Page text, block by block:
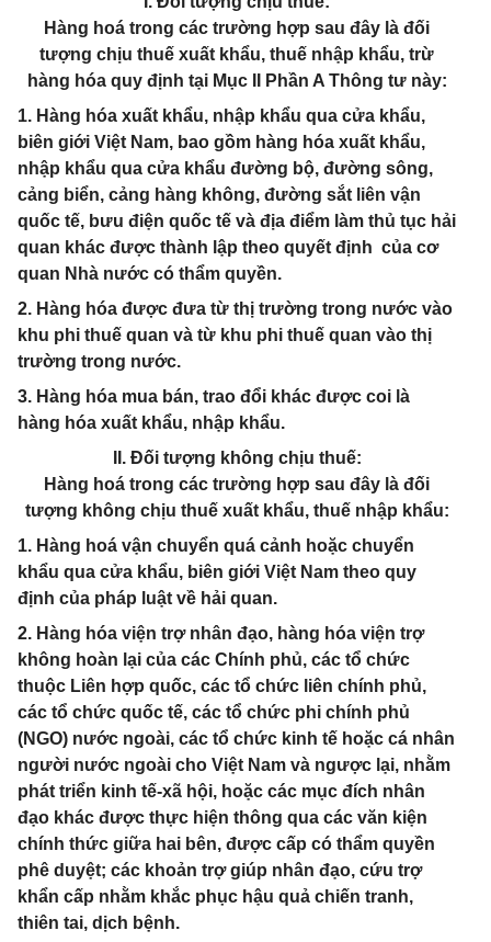
Hàng hoá trong các trường hợp sau đây là đối
tượng chịu thuế xuất khẩu, thuế nhập khẩu, trừ
hàng hóa quy định tại Mục II Phần A Thông tư này:
1. Hàng hóa xuất khẩu, nhập khẩu qua cửa khẩu,
biên giới Việt Nam, bao gồm hàng hóa xuất khẩu,
nhập khẩu qua cửa khẩu đường bộ, đường sông,
cảng biển, cảng hàng không, đường sắt liên vận
quốc tế, bưu điện quốc tế và địa điểm làm thủ tục hải
quan khác được thành lập theo quyết định của cơ
quan Nhà nước có thẩm quyền.
2. Hàng hóa được đưa từ thị trường trong nước vào
khu phi thuế quan và từ khu phi thuế quan vào thị
trường trong nước.
3. Hàng hóa mua bán, trao đổi khác được coi là
hàng hóa xuất khẩu, nhập khẩu.
II. Đối tượng không chịu thuế:
Hàng hoá trong các trường hợp sau đây là đối
tượng không chịu thuế xuất khẩu, thuế nhập khẩu:
1. Hàng hoá vận chuyển quá cảnh hoặc chuyển
khẩu qua cửa khẩu, biên giới Việt Nam theo quy
định của pháp luật về hải quan.
2. Hàng hóa viện trợ nhân đạo, hàng hóa viện trợ
không hoàn lại của các Chính phủ, các tổ chức
thuộc Liên hợp quốc, các tổ chức liên chính phủ,
các tổ chức quốc tế, các tổ chức phi chính phủ
(NGO) nước ngoài, các tổ chức kinh tế hoặc cá nhân
người nước ngoài cho Việt Nam và ngược lại, nhằm
phát triển kinh tế-xã hội, hoặc các mục đích nhân
đạo khác được thực hiện thông qua các văn kiện
chính thức giữa hai bên, được cấp có thẩm quyền
phê duyệt; các khoản trợ giúp nhân đạo, cứu trợ
khẩn cấp nhằm khắc phục hậu quả chiến tranh,
thiên tai, dịch bệnh.